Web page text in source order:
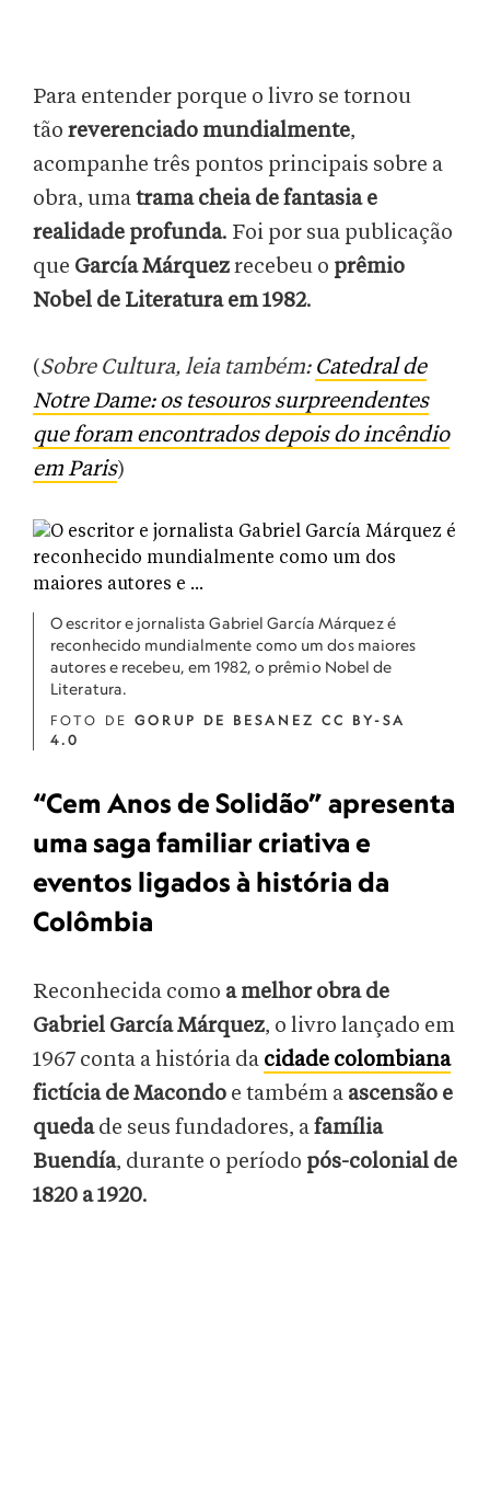
Para entender porque o livro se tornou
tão reverenciado mundialmente,
acompanhe três pontos principais sobre a
obra, umatrama cheia de fantasia e
realidade profunda. Foi por sua publicação
que García Márquezrecebeu o prêmio
Nobel de Literatura em 1982.
(Sobre Cultura, leia também: Catedral de
Notre Dame: os tesouros surpreendentes
que foram encontrados depois do incêndio
em Paris)
O escritor e jornalista Gabriel García Márquez é
reconhecido mundialmente como um dos maiores
autores e recebeu, em 1982, o prêmio Nobel de
Literatura.
FOTO DE GORUP DE BESANEZ CC BY-SA
4.0
“Cem Anos de Solidão” apresenta
uma saga familiar criativa e
eventos ligados à história da
Colômbia
Reconhecida como a melhor obra de
Gabriel García Márquez, o livro lançado em
1967 conta a história da cidade colombiana
fictícia de Macondo e também a ascensão e
quedade seus fundadores, afamília
Buendía, durante o período pós-colonial de
1820 a 1920.